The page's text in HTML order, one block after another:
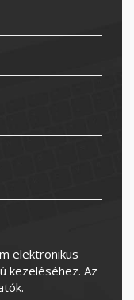
elektronikus
kezeléséhez. Az